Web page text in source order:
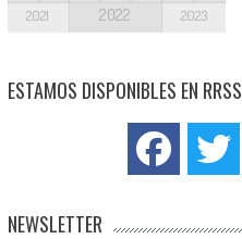
2021 2022 2023
ESTAMOS DISPONIBLES EN RRSS
NEWSLETTER